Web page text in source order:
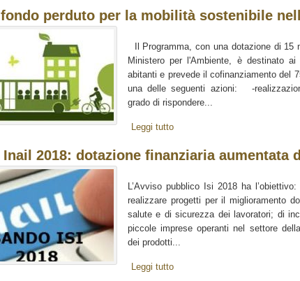
fondo perduto per la mobilità sostenibile
Il Programma, con una dotazione di 15
Ministero per l'Ambiente, è destinato
abitanti e prevede il cofinanziamento del
una delle seguenti azioni: -
grado di rispondere...
Leggi tutto
Inail 2018: dotazione finanziaria aumentata
L’Avviso pubblico Isi 2018 ha
realizzare progetti per il miglioramento
salute e di sicurezza dei lavoratori; di
piccole imprese operanti nel settore
dei prodotti...
Leggi tutto